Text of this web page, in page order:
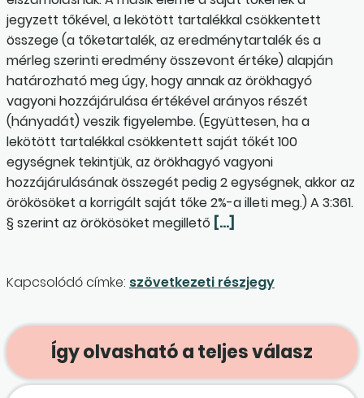
jegyzett tőkével, a lekötött tartalékkal csökkentett
összege (a tőketartalék, az eredménytartalék és a
mérleg szerinti eredmény összevont értéke) alapján
határozható meg úgy, hogy annak az örökhagyó
vagyoni hozzájárulása értékével arányos részét
(hányadát) veszik figyelembe. (Együttesen, ha a
lekötött tartalékkal csökkentett saját tőkét 100
egységnek tekintjük, az örökhagyó vagyoni
hozzájárulásának összegét pedig 2 egységnek, akkor az
örökösöket a korrigált saját tőke 2%-a illeti meg.) A 3:361.
§ szerint az örökösöket megillető […]
Kapcsolódó címke: szövetkezeti részjegy
Így olvasható a teljes válasz